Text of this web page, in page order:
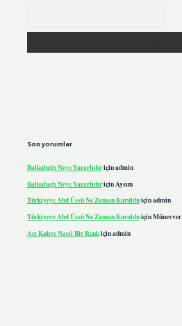
Son yorumlar
Balkabağı Neye Yararlıdıriçinadmin
Balkabağı Neye Yararlıdıriçin Aysun
Türkiyeye Abd Üssü Ne Zaman Kurulduiçinadmin
Türkiyeye Abd Üssü Ne Zaman KurulduiçinMünevver
Acı Kahve Nasıl Bir Renkiçinadmin